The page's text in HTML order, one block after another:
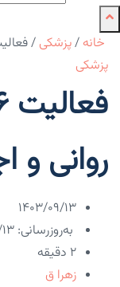
خانه /پزشکی /فعالیت ۱۰۶ مرکز سلامت روانی و
پزشکی
روانی و
۱۴۰۳/۰۹/۱۳
به‌روزرسانی: ۱۴۰۳/۰۹/۱۳
2 دقیقه
زهرا ق